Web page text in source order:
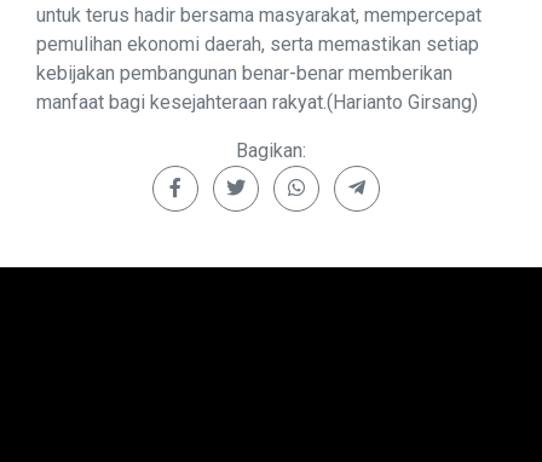
untuk terus hadir bersama masyarakat, mempercepat
pemulihan ekonomi daerah, serta memastikan setiap
kebijakan pembangunan benar-benar memberikan
manfaat bagi kesejahteraan rakyat.(Harianto Girsang)
Bagikan: